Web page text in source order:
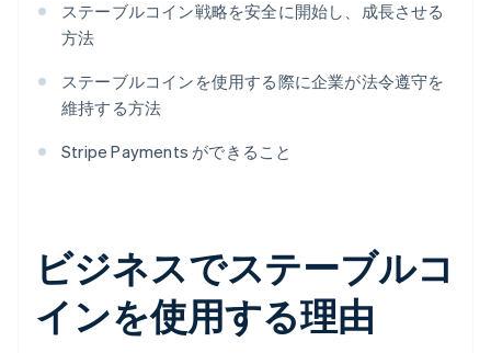
ステーブルコイン戦略を安全に開始し、成長させる
方法
ステーブルコインを使用する際に企業が法令遵守を
維持する方法
Stripe Payments ができること
ビジネスでステーブルコ
インを使用する理由